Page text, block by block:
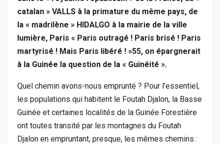
catalan » VALLS à la primature du même pays, de
la « madrilène » HIDALGO à la mairie de la ville
lumière, Paris « Paris outragé ! Paris brisé ! Paris
martyrisé ! Mais Paris libéré ! »55, on épargnerait
à la Guinée la question de la « Guinéité ».
Quel chemin avons-nous emprunté ? Pour l’essentiel,
les populations qui habitent le Foutah Djalon, la Basse
Guinée et certaines localités de la Guinée Forestière
ont toutes transité par les montagnes du Foutah
Djalon en empruntant, presque, les mêmes chemins :